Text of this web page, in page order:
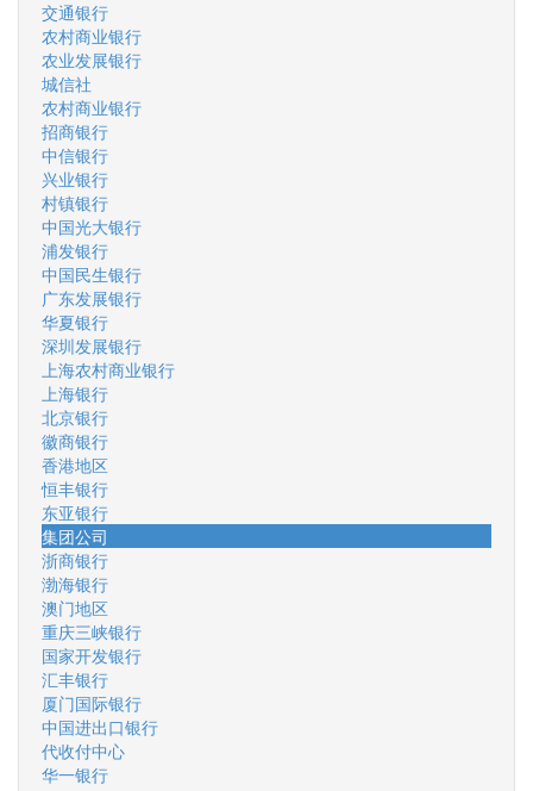
交通银行
农村商业银行
农业发展银行
城信社
农村商业银行
招商银行
中信银行
兴业银行
村镇银行
中国光大银行
浦发银行
中国民生银行
广东发展银行
华夏银行
深圳发展银行
上海农村商业银行
上海银行
北京银行
徽商银行
香港地区
恒丰银行
东亚银行
集团公司
浙商银行
渤海银行
澳门地区
重庆三峡银行
国家开发银行
汇丰银行
厦门国际银行
中国进出口银行
代收付中心
华一银行